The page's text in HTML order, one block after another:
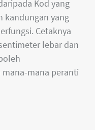
Kod yang
kandungan yang
Cetaknya
lebar dan
mana peranti